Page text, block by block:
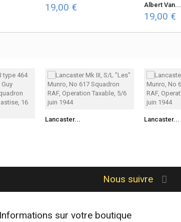
19,00 € Albert Van...
19,00 €
Lancaster... Lancaster...
Nous suivre
Informations sur votre boutique